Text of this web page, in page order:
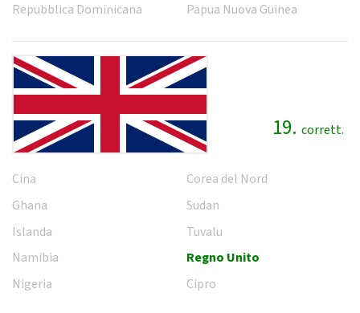
Repubblica Dominicana
Papua Nuova Guinea
19. corrett.
Cina
Ghana
Islanda
Namibia
Nigeria
Corea del Nord
Sudan
Tuvalu
Regno Unito
Cipro